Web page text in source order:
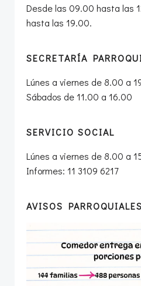
Desde las 09.00 hasta las
hasta las 19.00.
SECRETARÍA
Lúnes a viernes de 8.00 a
Sábados de 11.00 a 16.00
SERVICIO SOCIAL
Lúnes a viernes de 8.00 a
Informes: 11 3109 6217
AVISOS PARROQUIALES